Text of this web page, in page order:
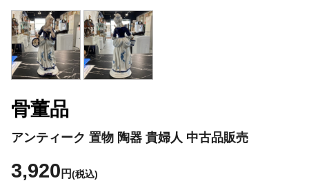
骨董品
アンティーク 置物 陶器 貴婦人 中古品販売
3,920 円(税込)